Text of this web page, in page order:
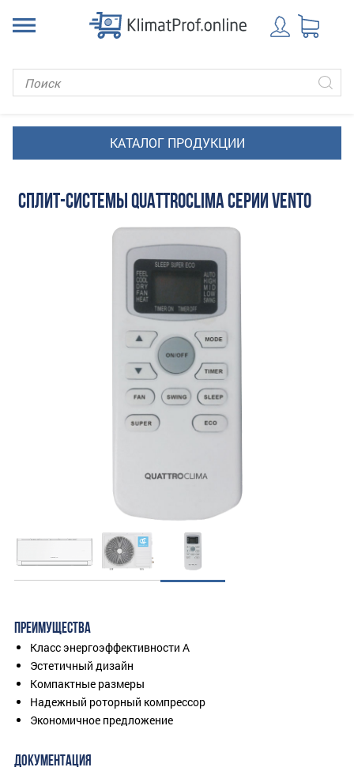
СПЛИТ-СИСТЕМЫ QUATTROCLIMA СЕРИИ VENTO
ПРЕИМУЩЕСТВА
Класс энергоэффективности А
Эстетичный дизайн
Компактные размеры
Надежный роторный компрессор
Экономичное предложение
ДОКУМЕНТАЦИЯ